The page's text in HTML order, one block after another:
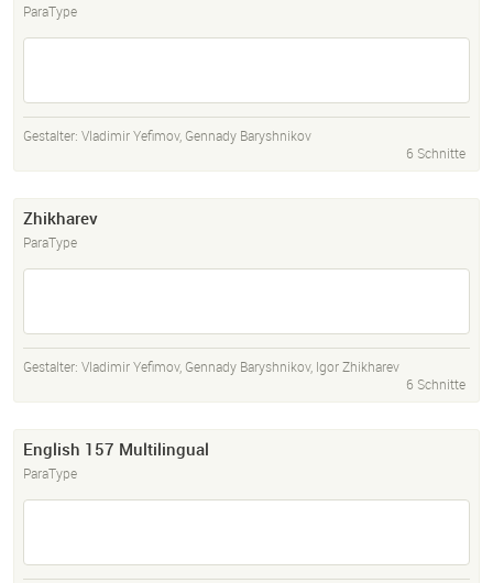
ParaType
Gestalter: Vladimir Yefimov, Gennady Baryshnikov
6 Schnitte
Zhikharev
ParaType
Gestalter: Vladimir Yefimov, Gennady Baryshnikov, Igor Zhikharev
6 Schnitte
English 157 Multilingual
ParaType